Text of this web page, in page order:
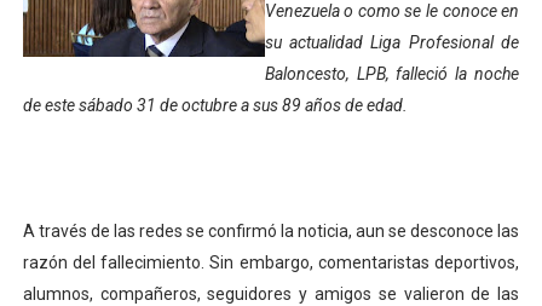
Niños de Estudiantes de Mérida sembraron 110
Corposalud y Secretaría Social fortalecen la atención
Expertos inspeccionan espacios del OAN para la
Dictan MasterClass en el marco del Encuentro LAGO
Venezuela o como se le conoce en
su actualidad Liga Profesional de
Baloncesto, LPB, falleció la noche
de este sábado 31 de octubre a sus 89 años de edad.
A través de las redes se confirmó la noticia, aun se desconoce las
razón del fallecimiento. Sin embargo, comentaristas deportivos,
alumnos, compañeros, seguidores y amigos se valieron de las